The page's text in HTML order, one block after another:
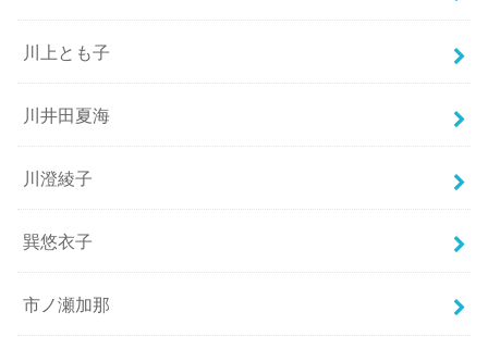
川上とも子
川井田夏海
川澄綾子
巽悠衣子
市ノ瀬加那